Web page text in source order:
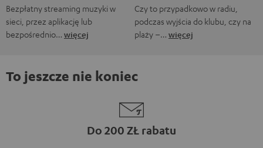
Bezpłatny streaming muzyki w
sieci, przez aplikację lub
bezpośrednio… więcej
Czy to przypadkowo w radiu,
podczas wyjścia do klubu, czy na
plaży –… więcej
To jeszcze nie koniec
Do 200 ZŁ rabatu